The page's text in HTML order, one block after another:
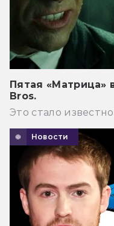
Пятая «Матрица»
Bros.
Это стало
Новости